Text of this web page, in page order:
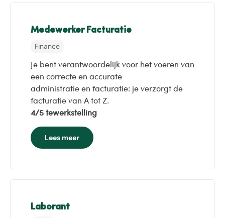
Medewerker Facturatie
Finance
Je bent verantwoordelijk voor het voeren van
een correcte en accurate
administratie en facturatie: je verzorgt de
facturatie van A tot Z.
4/5 tewerkstelling
Lees meer
Laborant